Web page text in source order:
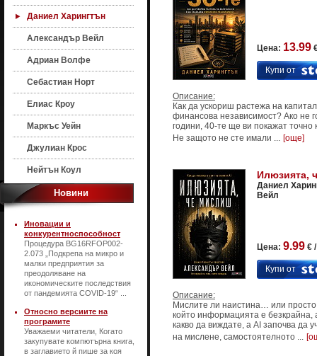
Даниел Харингтън
Александър Вейл
Адриан Волфе
Себастиан Норт
Елиас Кроу
Маркъс Уейн
Джулиан Крос
Нейтън Коул
Новини
Иновации и
конкурентноспособност
Процедура BG16RFOP002-
2.073 „Подкрепа на микро и
малки предприятия за
преодоляване на
икономическите последствия
от пандемията COVID-19“ ...
Относно версиите на
програмите
Уважаеми читатели, Когато
закупувате компютърна книга,
в заглавието й пише за коя
Цена: 13.99
Купи от
Описание:
Как да ускориш растежа на
финансова независимост? Ако не
години, 40-те ще ви покажат точно
Не защото не сте имали ... [още]
Илюзията,
Даниел
Вейл
Цена: 9.99 €
Купи от
Описание:
Мислите ли наистина… или просто
който информацията е безкрайна,
какво да виждате, а AI започва да
на мислене, самостоятелното ...